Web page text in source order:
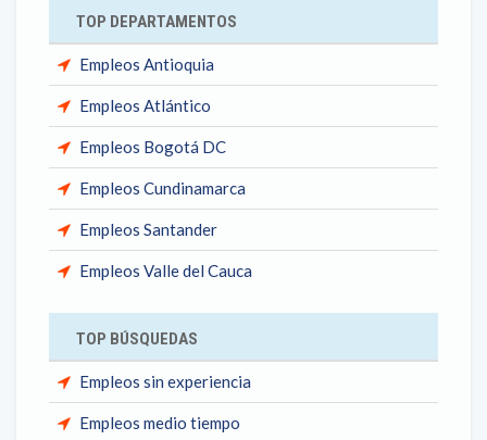
TOP DEPARTAMENTOS
Empleos Antioquia
Empleos Atlántico
Empleos Bogotá DC
Empleos Cundinamarca
Empleos Santander
Empleos Valle del Cauca
TOP BÚSQUEDAS
Empleos sin experiencia
Empleos medio tiempo